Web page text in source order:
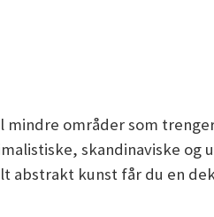
områder som
skandinaviske
kunst får du en